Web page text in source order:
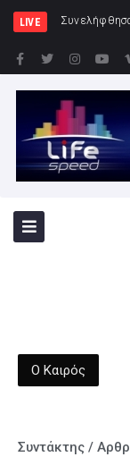
LIVE
Ο Καιρός
Συντάκτης /